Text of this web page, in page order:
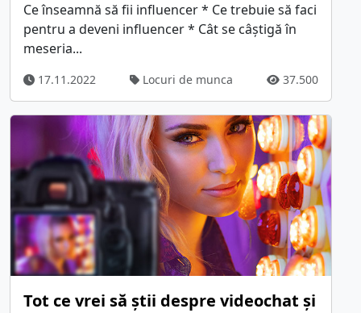
Ce înseamnă să fii influencer * Ce trebuie să faci
pentru a deveni influencer * Cât se câștigă în
meseria...
17.11.2022 Locuri de munca 37.500
Tot ce vrei să știi despre videochat și